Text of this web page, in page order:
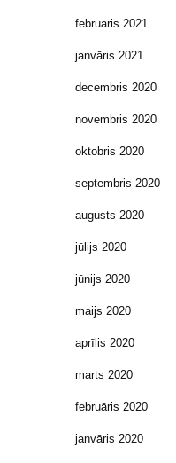
februāris 2021
janvāris 2021
decembris 2020
novembris 2020
oktobris 2020
septembris 2020
augusts 2020
jūlijs 2020
jūnijs 2020
maijs 2020
aprīlis 2020
marts 2020
februāris 2020
janvāris 2020